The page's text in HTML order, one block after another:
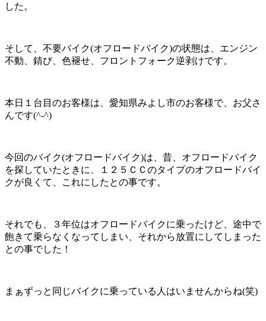
した。
そして、不要バイク(オフロードバイク)の状態は、エンジン
不動、錆び、色褪せ、フロントフォーク逆剥けです。
本日１台目のお客様は、愛知県みよし市のお客様で、お父さ
んです(^-^)
今回のバイク(オフロードバイク)は、昔、オフロードバイク
を探していたときに、１２５ＣＣのタイプのオフロードバイ
クが良くて、これにしたとの事です。
それでも、３年位はオフロードバイクに乗ったけど、途中で
飽きて乗らなくなってしまい、それから放置にしてしまった
との事でした！
まぁずっと同じバイクに乗っている人はいませんからね(笑)